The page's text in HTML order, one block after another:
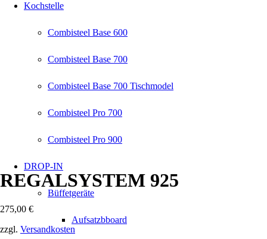
Kochstelle
Combisteel Base 600
Combisteel Base 700
Combisteel Base 700 Tischmodel
Combisteel Pro 700
Combisteel Pro 900
DROP-IN
Büffetgeräte
Aufsatzbboard
REGALSYSTEM 925
275,00 €
zzgl. Versandkosten